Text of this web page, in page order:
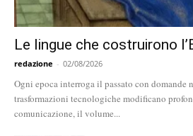
Le lingue che costruirono
redazione - 02/08/2026
Ogni epoca interroga il passato con domande
trasformazioni tecnologiche modificano
comunicazione, il volume...